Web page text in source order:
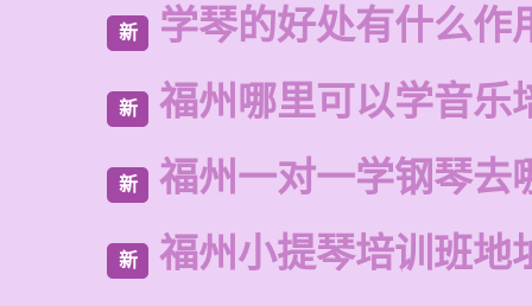
新 学琴的好处有什么作
新 福州哪里可以学音乐
新 福州一对一学钢琴去
新 福州小提琴培训班地